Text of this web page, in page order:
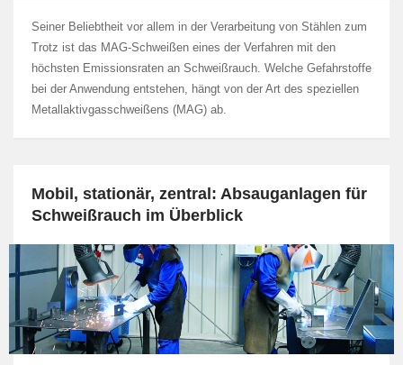
Seiner Beliebtheit vor allem in der Verarbeitung von Stählen zum
Trotz ist das MAG-Schweißen eines der Verfahren mit den
höchsten Emissionsraten an Schweißrauch. Welche Gefahrstoffe
bei der Anwendung entstehen, hängt von der Art des speziellen
Metallaktivgasschweißens (MAG) ab.
Mobil, stationär, zentral: Absauganlagen für
Schweißrauch im Überblick